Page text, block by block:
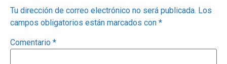
Tu dirección de correo electrónico no será publicada. Los
campos obligatorios están marcados con *
Comentario *